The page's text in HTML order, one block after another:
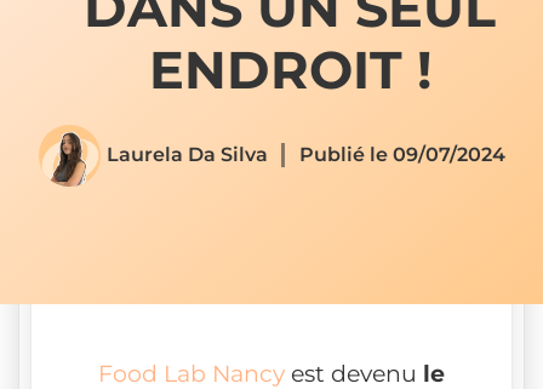
ENDROIT !
Laurela Da Silva Publié le 09/07/2024
Food Lab Nancy est devenu le